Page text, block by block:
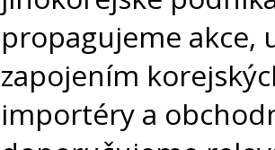
propagujeme akce,
zapojením
importéry a